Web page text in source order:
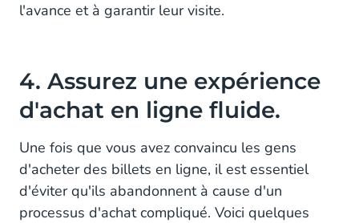
l'avance et à garantir leur visite.
4. Assurez une expérience
d'achat en ligne fluide.
Une fois que vous avez convaincu les gens
d'acheter des billets en ligne, il est essentiel
d'éviter qu'ils abandonnent à cause d'un
processus d'achat compliqué. Voici quelques